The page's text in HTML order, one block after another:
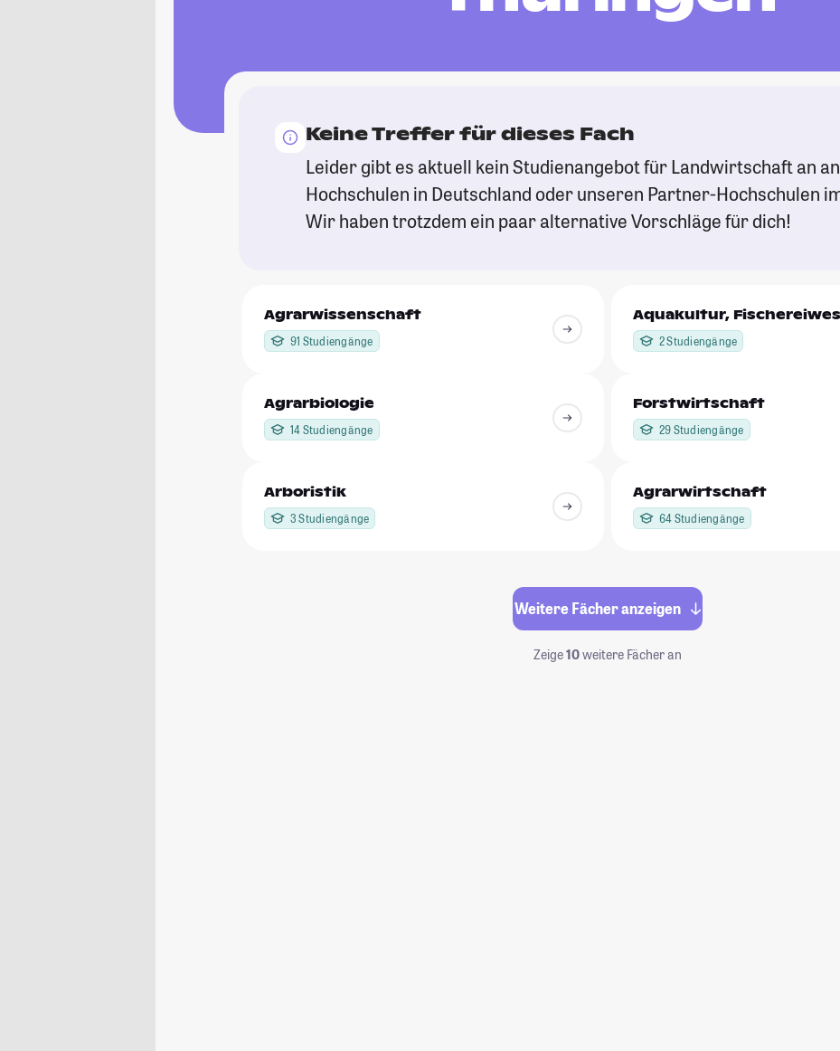
Keine Treffer für dieses Fach
Leider gibt es aktuell kein Studienangebot für Landwirtschaft an
Hochschulen in Deutschland oder unseren Partner-Hochschulen
Wir haben trotzdem ein paar alternative Vorschläge für dich!
Agrarwissenschaft
91 Studiengänge
Aquakultur,
2 Studiengänge
Agrarbiologie
14 Studiengänge
Forstwirtschaft
29 Studiengänge
Arboristik
3 Studiengänge
Agrarwirtschaft
64 Studiengänge
Weitere Fächer anzeigen
Zeige10weitere Fächer an